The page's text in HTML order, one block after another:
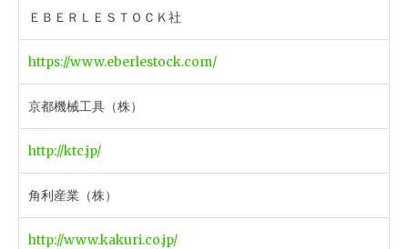
ＥＢＥＲＬＥＳＴＯＣＫ社
https://www.eberlestock.com/
京都機械工具（株）
http://ktc.jp/
角利産業（株）
http://www.kakuri.co.jp/